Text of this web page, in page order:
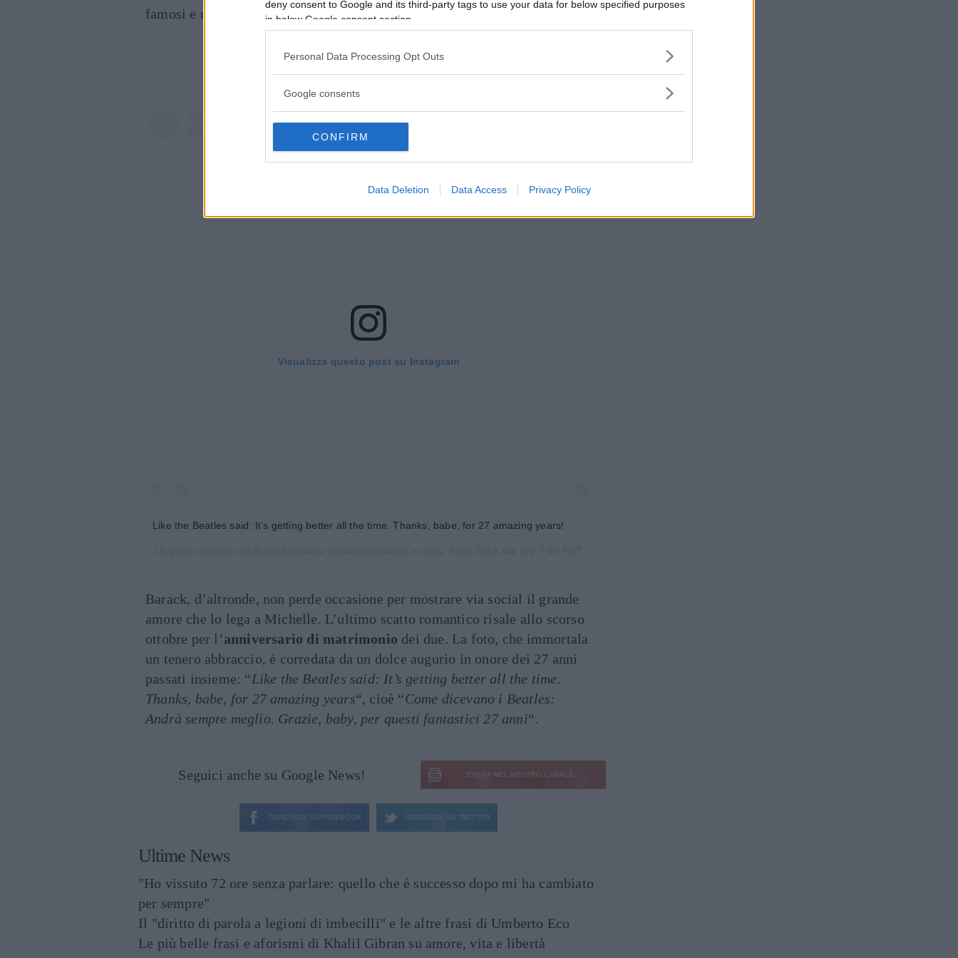
deny consent to Google and its third-party tags to use your data for below specified purposes
in below Google consent section.
Personal Data Processing Opt Outs
Google consents
CONFIRM
Data Deletion Data Access Privacy Policy
famosi e non.
Visualizza questo post su Instagram
Like the Beatles said: It’s getting better all the time. Thanks, babe, for 27 amazing years!
Barack, d’altronde, non perde occasione per mostrare via social il grande
amore che lo lega a Michelle. L’ultimo scatto romantico risale allo scorso
ottobre per l’anniversario di matrimonio dei due. La foto, che immortala
un tenero abbraccio, è corredata da un dolce augurio in onore dei 27 anni
passati insieme: “Like the Beatles said: It’s getting better all the time.
Thanks, babe, for 27 amazing years“, cioè “Come dicevano i Beatles:
Andrà sempre meglio. Grazie, baby, per questi fantastici 27 anni“.
Seguici anche su Google News! ENTRA NEL NOSTRO CANALE
CONDIVIDI SU FACEBOOK CONDIVIDI SU TWITTER
Ultime News
"Ho vissuto 72 ore senza parlare: quello che è successo dopo mi ha cambiato
per sempre"
Il "diritto di parola a legioni di imbecilli" e le altre frasi di Umberto Eco
Le più belle frasi e aforismi di Khalil Gibran su amore, vita e libertà